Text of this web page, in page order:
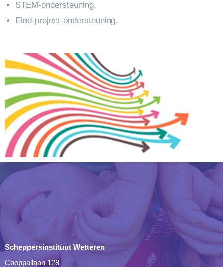
STEM-ondersteuning.
Eind-project-ondersteuning.
Scheppersinstituut Wetteren
Cooppallaan 128